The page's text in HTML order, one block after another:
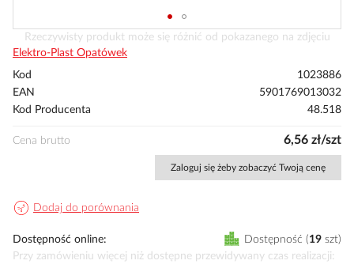
Przejdź
na
początek
Rzeczywisty produkt może się różnić od pokazanego na zdjęciu
Elektro-Plast Opatówek
Kod
1023886
EAN
5901769013032
Kod Producenta
48.518
Cena brutto 6,56 zł/szt
Zaloguj się żeby zobaczyć Twoją cenę
Dodaj do porównania
Dostępność online Dostępność 19 szt
Przy zamówieniu więcej niż dostępne przewidywany czas realizacji